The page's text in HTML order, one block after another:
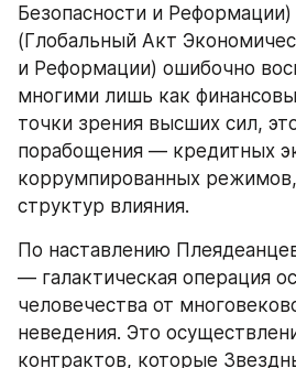
Безопасности и Реформации)
(Глобальный Акт
и Реформации) ошибочно
многими лишь как
точки зрения высших сил,
порабощения — кредитных
коррумпированных
структур влияния.
По наставлению
— галактическая операция
человечества от
неведения. Это
контрактов, которые